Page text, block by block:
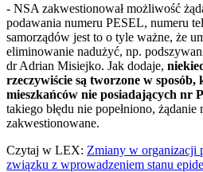
- NSA zakwestionował możliwość
podawania numeru PESEL, numeru
samorządów jest to o tyle ważne, że
eliminowanie nadużyć, np.
dr Adrian Misiejko. Jak dodaje,
rzeczywiście są tworzone w
mieszkańców nie posiadających nr
takiego błędu nie popełniono,
zakwestionowane.
Czytaj w LEX: Zmiany w organizacji
związku z wprowadzeniem stanu